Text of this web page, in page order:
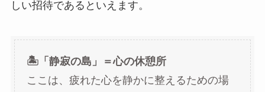
しい招待であるといえます。
🏝️「静寂の島」＝心の休憩所
ここは、疲れた心を静かに整えるための場